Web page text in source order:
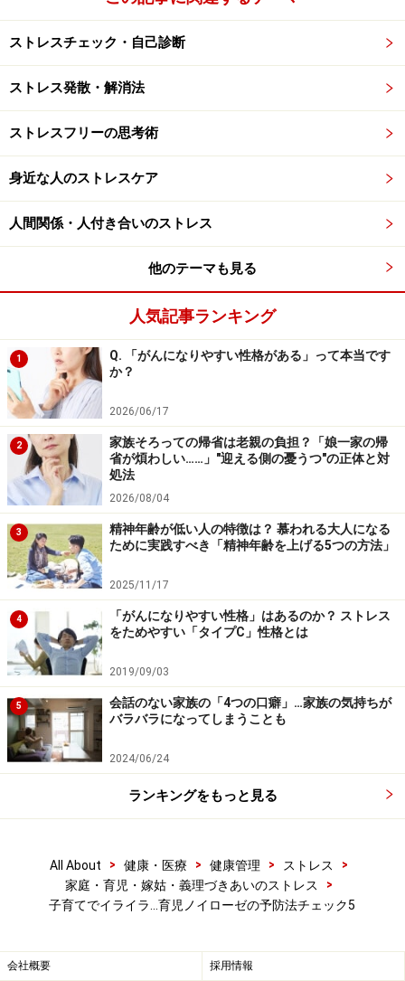
POINT1：子どもの「目の前の行動」に振り回されない
子ども行動にイライラする原因を振り返ってみましょう
子どものいたずらやぐずりなどの「目の前の行動」に反
応し、苛立ちが沸騰していませんか？(親から見て)困っ
た行動を子どもがする背景には、何らかの根拠がある
も
のです。
たとえば、一つの物に執着している、同じ行動をずっと
繰り返している、イヤイヤを言い続ける、他人の顔を叩
いたり髪の毛を引っ張ったりする…。こういう場合、そ
の年齢ならではの発達特徴であることが多いものです。
その発達段階を経過すれば、こうした行動の多くは治ま
っていくでしょう。何年も続く場合、発達の遅れや甘え
たい気持ちの強さなどの別の要因が、考えられるのかも
しれません。
ベーシックな育児事典、育児書を1冊手元に置いておく
と、年齢ごとの子どもの気持ちの理解に役立ちます
なみに私のおすすめは、『初めて出会う育児の百科0～6
歳』(小学館)です。
POINT2：他人と自分の状況を比べない
「隣の子はちゃんとできるのに、うちの子は……」「隣の
夫は協力的なのに、うちの夫は……」というように他人と
自分の状況を比べてしまうことで、育児をつらく感じて
しまうことがあります。しかし、他人の芝が青く見えて
も、その人にも周りには見えない別の苦労があるかもし
れません。
り、焦ったりする必要はありません。
他人と比べて「自分(わが家、自分の子)が持っていない
分の子)が持っているもの、できていること」に注目して
ストレスチェック・自己診断
ストレス発散・解消法
ストレスフリーの思考術
身近な人のストレスケア
人間関係・人付き合いのストレス
他のテーマも見る
人気記事ランキング
1
Q. 「がんになりやすい性格がある」って本当です
か？
2026/06/17
2
家族そろっての帰省は老親の負担？「娘一家の帰
省が煩わしい……」"迎える側の憂うつ"の正体と対
処法
2026/08/04
3
精神年齢が低い人の特徴は？ 慕われる大人になる
ために実践すべき「精神年齢を上げる5つの方法」
2025/11/17
4
「がんになりやすい性格」はあるのか？ ストレス
をためやすい「タイプC」性格とは
2019/09/03
5
会話のない家族の「4つの口癖」…家族の気持ちが
バラバラになってしまうことも
2024/06/24
ランキングをもっと見る
All About > 健康・医療 > 健康管理 > ストレス
>
家庭・育児・嫁姑・義理づきあいのストレス
>
子育てでイライラ…育児ノイローゼの予防法チェック5
会社概要 採用情報